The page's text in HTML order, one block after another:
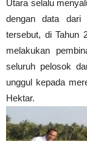
Utara selalu
dengan data dari
tersebut, di Tahun
melakukan
seluruh pelosok
unggul kepada
Hektar.